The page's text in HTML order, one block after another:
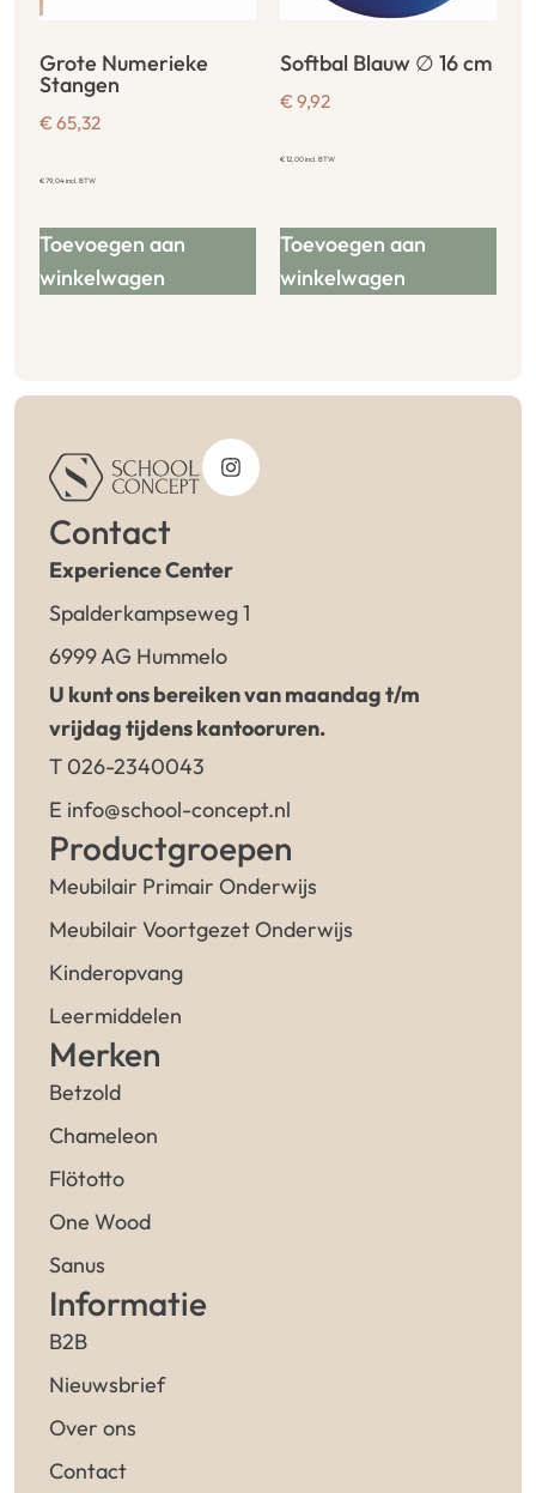
Grote Numerieke
Stangen
€ 65,32
€79,04incl. BTW
Toevoegen aan
winkelwagen
Softbal Blauw ∅ 16 cm
€ 9,92
€12,00incl. BTW
Toevoegen aan
winkelwagen
Contact
Experience Center
Spalderkampseweg 1
6999 AG Hummelo
U kunt ons bereiken van maandag t/m
vrijdag tijdens kantooruren.
T 026-2340043
E info@school-concept.nl
Productgroepen
Meubilair Primair Onderwijs
Meubilair Voortgezet Onderwijs
Kinderopvang
Leermiddelen
Merken
Betzold
Chameleon
Flötotto
One Wood
Sanus
Informatie
B2B
Nieuwsbrief
Over ons
Contact